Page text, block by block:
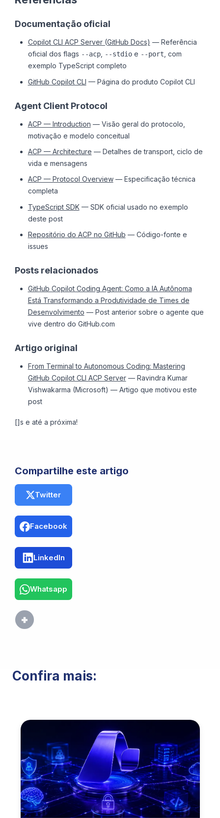
Documentação oficial
Copilot CLI ACP Server (GitHub Docs) — Referência
oficial dos flags --acp, --stdioe --port , com
exemplo TypeScript completo
GitHub Copilot CLI — Página do produto Copilot CLI
Agent Client Protocol
ACP — Introduction — Visão geral do protocolo,
motivação e modelo conceitual
ACP — Architecture — Detalhes de transport, ciclo de
vida e mensagens
ACP — Protocol Overview— Especificação técnica
completa
TypeScript SDK— SDK oficial usado no exemplo
deste post
Repositório do ACP no GitHub — Código-fonte e
issues
Posts relacionados
GitHub Copilot Coding Agent: Como a IA Autônoma
Está Transformando a Produtividade de Times de
Desenvolvimento — Post anterior sobre o agente que
vive dentro do GitHub.com
Artigo original
From Terminal to Autonomous Coding: Mastering
GitHub Copilot CLI ACP Server— Ravindra Kumar
Vishwakarma (Microsoft) — Artigo que motivou este
post
[]s e até a próxima!
Compartilhe este artigo
Twitter
Facebook
LinkedIn
Whatsapp
Confira mais: